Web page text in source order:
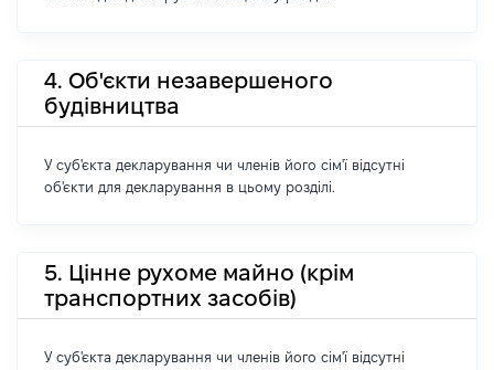
4. Об'єкти незавершеного
будівництва
У суб'єкта декларування чи членів його сім'ї відсутні
об'єкти для декларування в цьому розділі.
5. Цінне рухоме майно (крім
транспортних засобів)
У суб'єкта декларування чи членів його сім'ї відсутні